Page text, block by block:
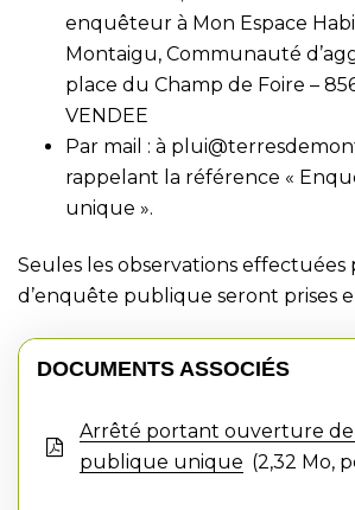
enquêteur à Mon Espace
Montaigu, Communauté
place du Champ de Foire –
VENDEE
Par mail : à
rappelant la référence «
unique ».
Seules les observations
d’enquête publique seront prises
DOCUMENTS ASSOCIÉS
Arrêté portant ouverture
publique unique
2,32 Mo,